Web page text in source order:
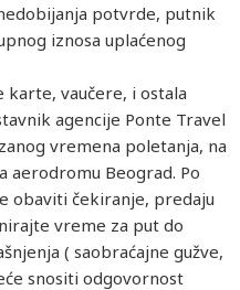
nedobijanja potvrde, putnik
iznosa uplaćenog
karte, vaučere, i ostala
agencije Ponte Travel
vremena poletanja, na
aerodromu Beograd. Po
obaviti čekiranje, predaju
vreme za put do
( saobraćajne gužve,
snositi odgovornost